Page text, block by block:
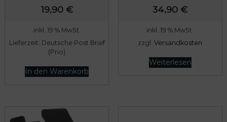
19,90 €
inkl. 19 % MwSt.
Lieferzeit: Deutsche Post Brief
(Prio)
In den Warenkorb
34,90 €
inkl. 19 % MwSt.
zzgl.Versandkosten
Weiterlesen